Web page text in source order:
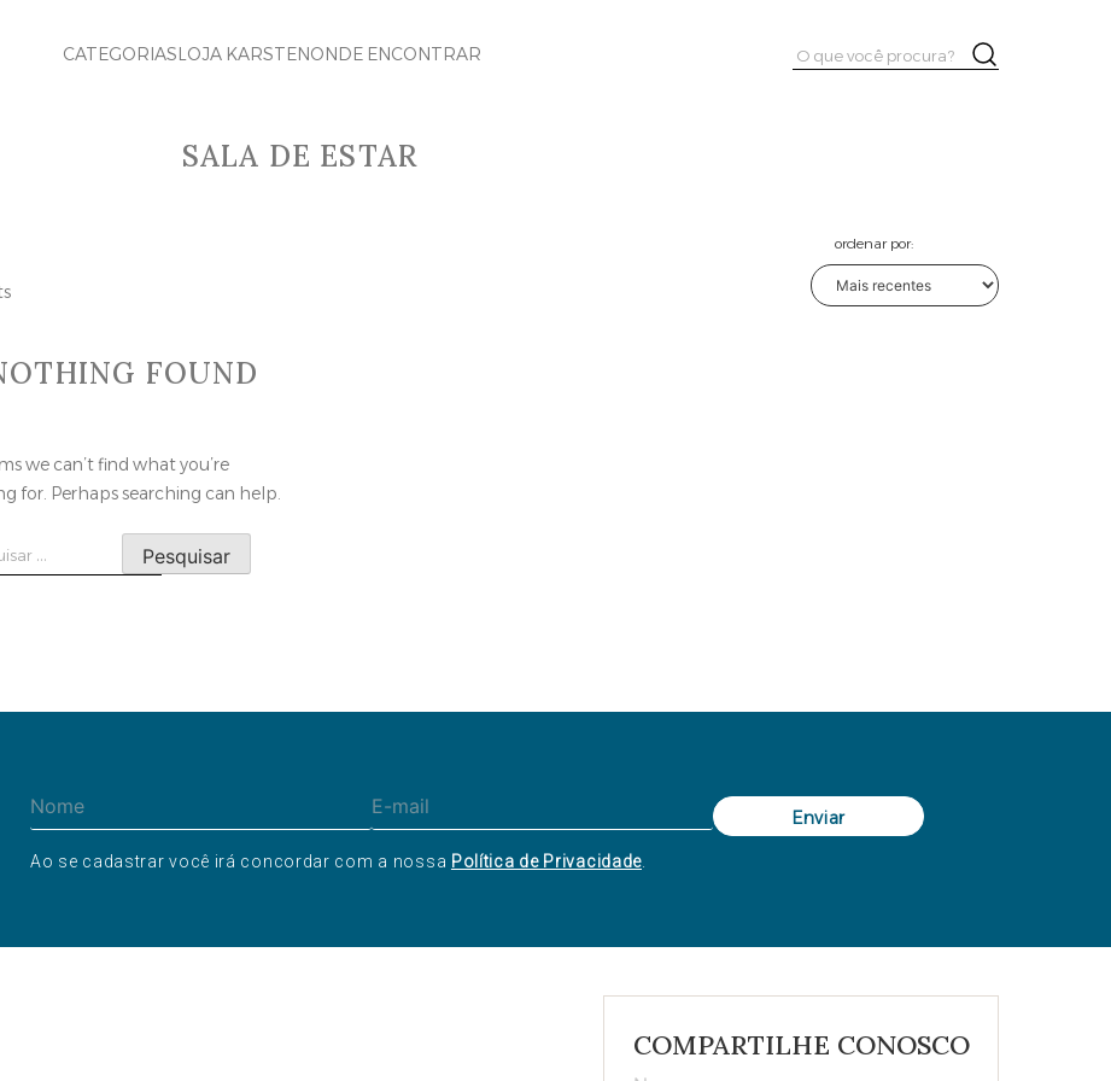
CATEGORIASLOJA KARSTENONDE ENCONTRAR
Pesquisar
Buscar
SALA DE ESTAR
ordenar por:
FOUND
we can’t find what you’re
for. Perhaps searching can help.
Ao se cadastrar você irá concordar com a nossa Política de Privacidade.
COMPARTILHE CONOSCO